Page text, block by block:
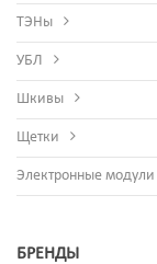
ТЭНы
УБЛ
Шкивы
Щетки
Электронные модули
БРЕНДЫ